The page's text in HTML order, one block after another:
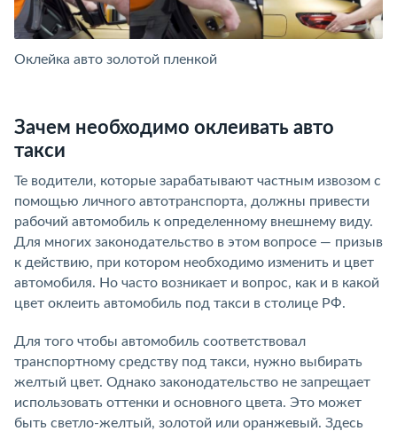
Оклейка авто золотой пленкой
Зачем необходимо оклеивать авто
такси
Те водители, которые зарабатывают частным извозом с
помощью личного автотранспорта, должны привести
рабочий автомобиль к определенному внешнему виду.
Для многих законодательство в этом вопросе — призыв
к действию, при котором необходимо изменить и цвет
автомобиля. Но часто возникает и вопрос, как и в какой
цвет оклеить автомобиль под такси в столице РФ.
Для того чтобы автомобиль соответствовал
транспортному средству под такси, нужно выбирать
желтый цвет. Однако законодательство не запрещает
использовать оттенки и основного цвета. Это может
быть светло-желтый, золотой или оранжевый. Здесь